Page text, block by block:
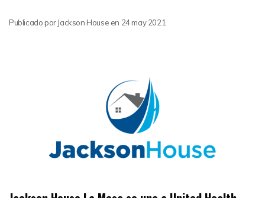
Publicado por Jackson House en 24 may 2021